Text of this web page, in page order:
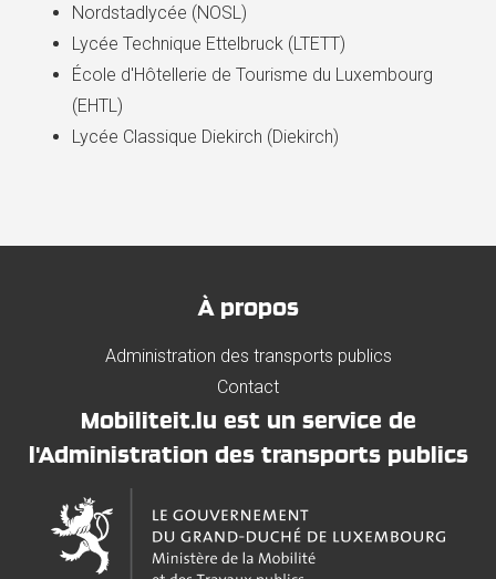
Nordstadlycée (NOSL)
Lycée Technique Ettelbruck (LTETT)
École d'Hôtellerie de Tourisme du Luxembourg
(EHTL)
Lycée Classique Diekirch (Diekirch)
À propos
Administration des transports publics
Contact
Mobiliteit.lu est un service de
l'Administration des transports publics